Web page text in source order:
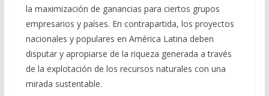
la maximización de ganancias para ciertos grupos
empresarios y países. En contrapartida, los proyectos
nacionales y populares en América Latina deben
disputar y apropiarse de la riqueza generada a través
de la explotación de los recursos naturales con una
mirada sustentable.